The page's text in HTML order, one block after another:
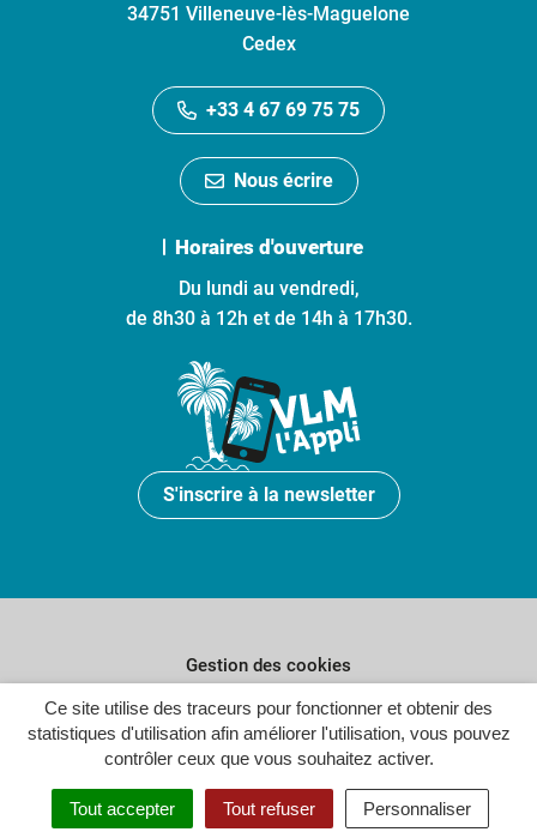
Ce site utilise des traceurs pour fonctionner et obtenir des
statistiques d'utilisation afin améliorer l'utilisation, vous pouvez
contrôler ceux que vous souhaitez activer.
Tout accepter Tout refuser Personnaliser
34751 Villeneuve-lès-Maguelone
Cedex
+33 4 67 69 75 75
Nous écrire
Horaires d'ouverture
Du lundi au vendredi,
de 8h30 à 12h et de 14h à 17h30.
S'inscrire à la newsletter
Gestion des cookies
Plan du site
Politique de confidentialité
Crédits